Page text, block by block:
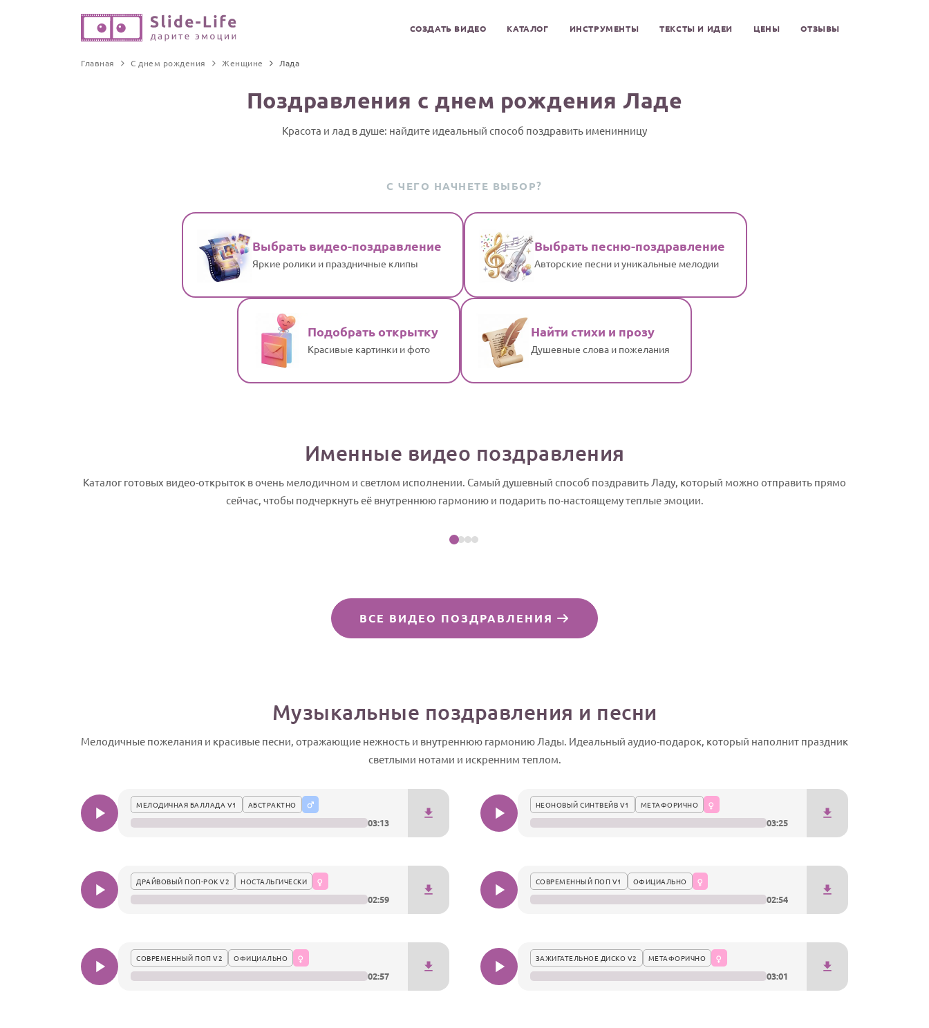
СОЗДАТЬ ВИДЕО КАТАЛОГ ИНСТРУМЕНТЫ ТЕКСТЫ И ИДЕИ ЦЕНЫ ОТЗЫВЫ
Главная С днем рождения Женщине Лада
Поздравления с днем рождения Ладе
Красота и лад в душе: найдите идеальный способ поздравить именинницу
С ЧЕГО НАЧНЕТЕ ВЫБОР?
Выбрать видео-поздравление
Яркие ролики и праздничные клипы
Выбрать песню-поздравление
Авторские песни и уникальные мелодии
Подобрать открытку
Красивые картинки и фото
Найти стихи и прозу
Душевные слова и пожелания
Именные видео поздравления
Каталог готовых видео-открыток в очень мелодичном и светлом исполнении. Самый душевный способ поздравить Ладу, который можно отправить прямо
сейчас, чтобы подчеркнуть её внутреннюю гармонию и подарить по-настоящему теплые эмоции.
Посмотреть пример
ВСЕ ВИДЕО ПОЗДРАВЛЕНИЯ
Музыкальные поздравления и песни
Мелодичные пожелания и красивые песни, отражающие нежность и внутреннюю гармонию Лады. Идеальный аудио-подарок, который наполнит праздник
светлыми нотами и искренним теплом.
МЕЛОДИЧНАЯ БАЛЛАДА V1 АБСТРАКТНО
03:13
НЕОНОВЫЙ СИНТВЕЙВ V1 МЕТАФОРИЧНО
03:25
ДРАЙВОВЫЙ ПОП-РОК V2 НОСТАЛЬГИЧЕСКИ
02:59
СОВРЕМЕННЫЙ ПОП V1 ОФИЦИАЛЬНО
02:54
СОВРЕМЕННЫЙ ПОП V2 ОФИЦИАЛЬНО
02:57
ЗАЖИГАТЕЛЬНОЕ ДИСКО V2 МЕТАФОРИЧНО
03:01